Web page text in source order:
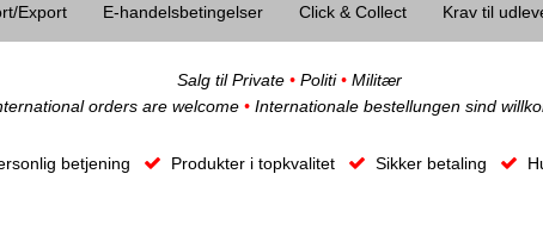
Export E-handelsbetingelser Click & Collect Krav til
Salg til Private •Politi•Militær
orders are welcome •Internationale bestellungen sind
betjening Produkter i topkvalitet Sikker betaling